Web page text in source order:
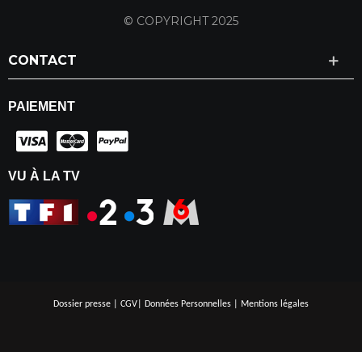
© COPYRIGHT 2025
CONTACT
PAIEMENT
VU À LA TV
Dossier presse CGV Données Personnelles Mentions légales